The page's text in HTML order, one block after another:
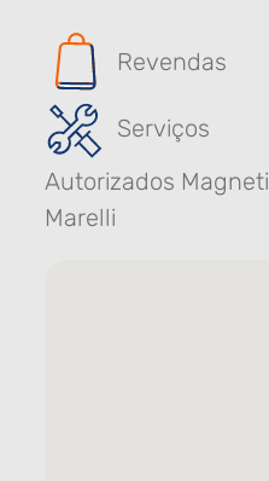
Revendas
Serviços
Autorizados Magneti
Marelli